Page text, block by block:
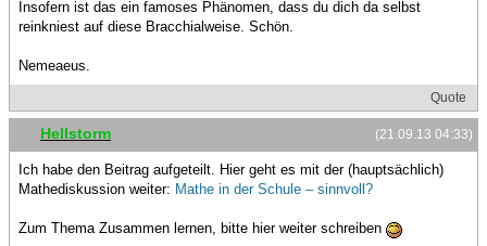
Insofern ist das ein famoses Phänomen, dass du dich da selbst
reinkniest auf diese Bracchialweise. Schön.
Nemeaeus.
Quote
(21.09.13 04:33)
Hellstorm
Ich habe den Beitrag aufgeteilt. Hier geht es mit der (hauptsächlich)
Mathediskussion weiter: Mathe in der Schule – sinnvoll?
Zum Thema Zusammen lernen, bitte hier weiter schreiben